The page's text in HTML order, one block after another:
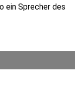
ein Sprecher des